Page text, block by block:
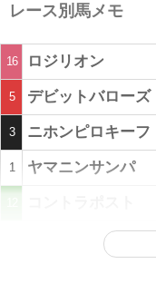
レース別馬メモ
16 ロジリオン
5 デビットバローズ
3 ニホンピロキーフ
1 ヤマニンサンパ